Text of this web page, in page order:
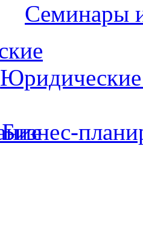
Семинары
Юридические
Бизнес-